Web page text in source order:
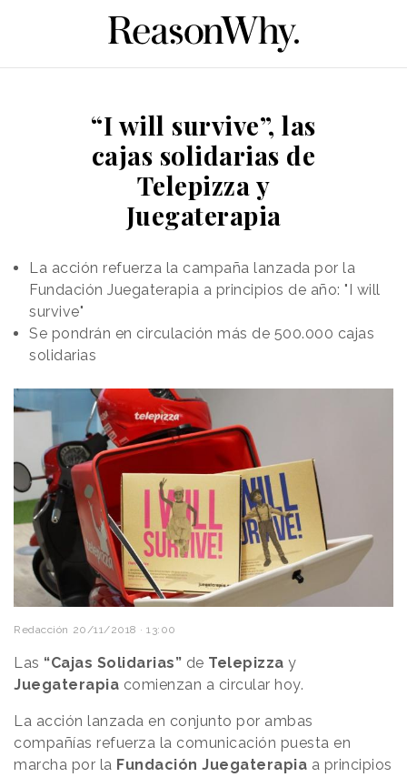
“I will survive”, las
cajas solidarias de
Telepizza y
Juegaterapia
La acción refuerza la campaña lanzada por la
Fundación Juegaterapia a principios de año: "I will
survive"
Se pondrán en circulación más de 500.000 cajas
solidarias
Redacción 20/11/2018 · 13:00
Las “Cajas Solidarias” de Telepizza y
Juegaterapia comienzan a circular hoy.
La acción lanzada en conjunto por ambas
compañías refuerza la comunicación puesta en
marcha por la Fundación Juegaterapia a principios